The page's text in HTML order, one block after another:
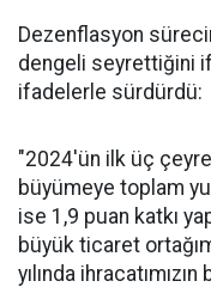
Dezenflasyon
dengeli seyrettiğini
ifadelerle sürdürdü:
"2024'ün ilk üç
büyümeye toplam
ise 1,9 puan katkı
büyük ticaret
yılında ihracatımızın